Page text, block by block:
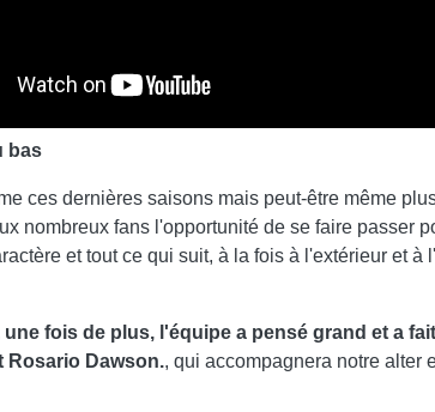
bas
ces dernières saisons mais peut-être même
nombreux fans l'opportunité de se faire passer
et tout ce qui suit, à la fois à l'extérieur et à
une fois de plus, l'équipe a pensé grand et a
Rosario Dawson., qui accompagnera notre alter